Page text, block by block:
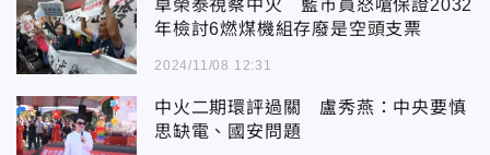
卓榮泰視察中火 藍市員怒嗆保證2032
年檢討6燃煤機組存廢是空頭支票
2024/11/08 12:31
中火二期環評過關 盧秀燕：中央要慎
思缺電、國安問題